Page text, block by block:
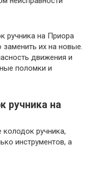
ручника на Приора
их на новые.
движения и
поломки и
ручника на
ручника,
инструментов, а